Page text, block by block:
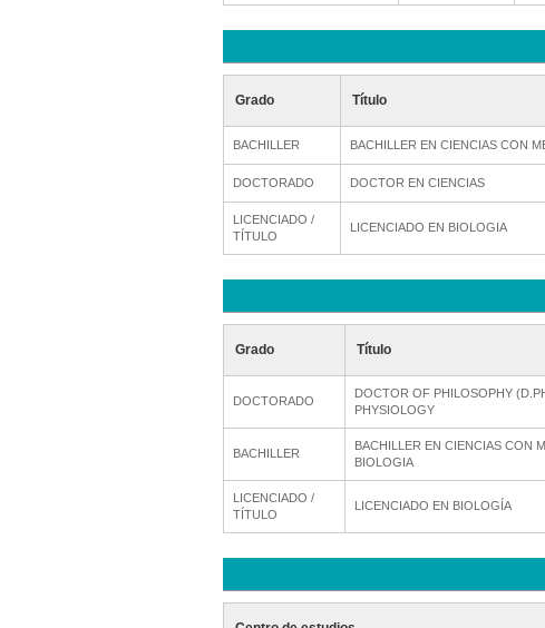
Grado Título
BACHILLER BACHILLER EN CIENCIAS CON
DOCTORADO DOCTOR EN CIENCIAS
LICENCIADO /
TÍTULO
LICENCIADO EN BIOLOGIA
Grado Título
DOCTORADO
DOCTOR OF PHILOSOPHY
PHYSIOLOGY
BACHILLER
BACHILLER EN CIENCIAS CON
BIOLOGIA
LICENCIADO /
TÍTULO
LICENCIADO EN BIOLOGÍA